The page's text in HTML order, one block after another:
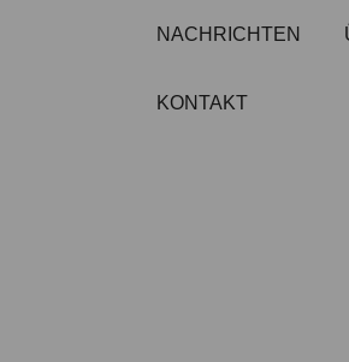
NACHRICHTEN
KONTAKT